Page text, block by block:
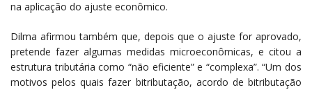
na aplicação do ajuste econômico.
Dilma afirmou também que, depois que o ajuste for aprovado,
pretende fazer algumas medidas microeconômicas, e citou a
estrutura tributária como “não eficiente” e “complexa”. “Um dos
motivos pelos quais fazer bitributação, acordo de bitributação